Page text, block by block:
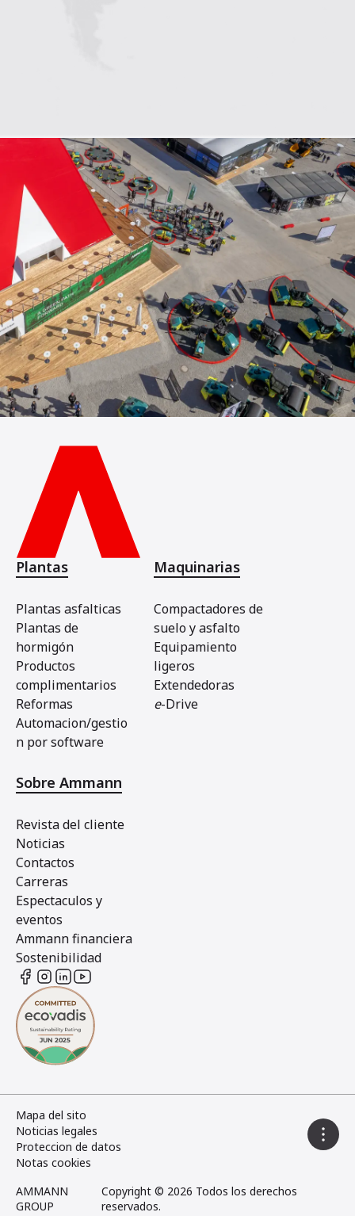
Plantas
Plantas asfalticas
Plantas de
hormigón
Productos
complimentarios
Reformas
Automacion/gestio
n por software
Maquinarias
Compactadores de
suelo y asfalto
Equipamiento
ligeros
Extendedoras
e-Drive
Sobre Ammann
Revista del cliente
Noticias
Contactos
Carreras
Espectaculos y
eventos
Ammann financiera
Sostenibilidad
Mapa del sito
Noticias legales
Proteccion de datos
Notas cookies
AMMANN
GROUP
Copyright © 2026 Todos los derechos
reservados.